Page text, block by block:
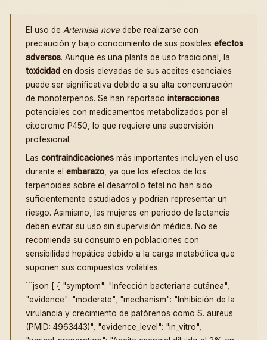
El uso de Artemisia nova debe realizarse con
precaución y bajo conocimiento de sus posibles efectos
adversos. Aunque es una planta de uso tradicional, la
toxicidad en dosis elevadas de sus aceites esenciales
puede ser significativa debido a su alta concentración
de monoterpenos. Se han reportado interacciones
potenciales con medicamentos metabolizados por el
citocromo P450, lo que requiere una supervisión
profesional.
Las contraindicaciones más importantes incluyen el uso
durante el embarazo, ya que los efectos de los
terpenoides sobre el desarrollo fetal no han sido
suficientemente estudiados y podrían representar un
riesgo. Asimismo, las mujeres en periodo de lactancia
deben evitar su uso sin supervisión médica. No se
recomienda su consumo en poblaciones con
sensibilidad hepática debido a la carga metabólica que
suponen sus compuestos volátiles.
```json [ { "symptom": "Infección bacteriana cutánea",
"evidence": "moderate", "mechanism": "Inhibición de la
virulancia y crecimiento de patórenos como S. aureus
(PMID: 4963443)", "evidence_level": "in_vitro",